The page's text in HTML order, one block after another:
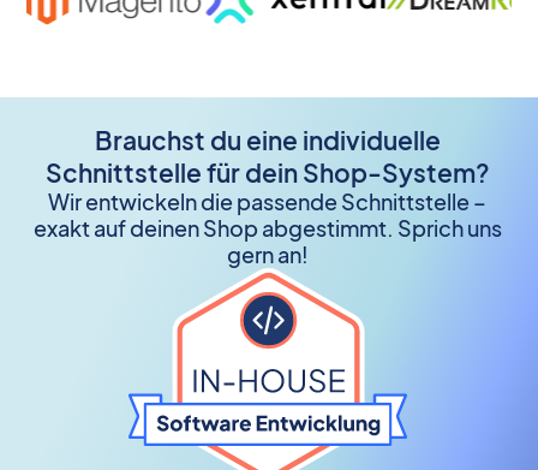
Brauchst du eine individuelle
Schnittstelle für dein Shop-System?
Wir entwickeln die passende Schnittstelle –
exakt auf deinen Shop abgestimmt. Sprich uns
gern an!